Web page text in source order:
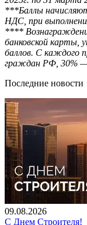
***Баллы
НДС, при
****
банковской карты,
баллов. С каждого
граждан РФ, 30% —
Последние новости
09.08.2026
С Днем Строителя!